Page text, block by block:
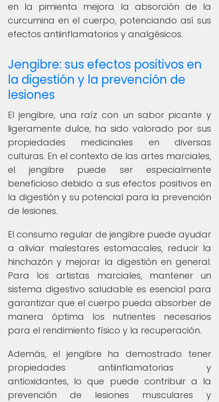
en la pimienta mejora la absorción de la
curcumina en el cuerpo, potenciando así sus
efectos antiinflamatorios y analgésicos.
Jengibre: sus efectos positivos en
la digestión y la prevención de
lesiones
El jengibre, una raíz con un sabor picante y
ligeramente dulce, ha sido valorado por sus
propiedades medicinales en diversas
culturas. En el contexto de las artes marciales,
el jengibre puede ser especialmente
beneficioso debido a sus efectos positivos en
la digestión y su potencial para la prevención
de lesiones.
El consumo regular de jengibre puede ayudar
a aliviar malestares estomacales, reducir la
hinchazón y mejorar la digestión en general.
Para los artistas marciales, mantener un
sistema digestivo saludable es esencial para
garantizar que el cuerpo pueda absorber de
manera óptima los nutrientes necesarios
para el rendimiento físico y la recuperación.
Además, el jengibre ha demostrado tener
propiedades antiinflamatorias y
antioxidantes, lo que puede contribuir a la
prevención de lesiones musculares y